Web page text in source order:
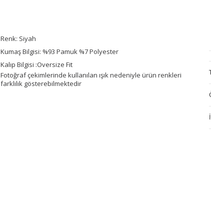
Renk: Siyah
Kumaş Bilgisi: %93 Pamuk %7 Polyester
Kalıp Bilgisi :Oversize Fit
Fotoğraf çekimlerinde kullanılan ışık nedeniyle ürün renkleri
farklılık gösterebilmektedir